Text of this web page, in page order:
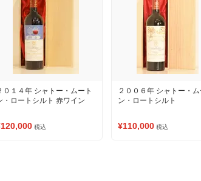
０１４年 シャトー・ムート
・ロートシルト 赤ワイン
税込
２００６年 シャトー・ム
ン・ロートシルト
¥110,000 税込